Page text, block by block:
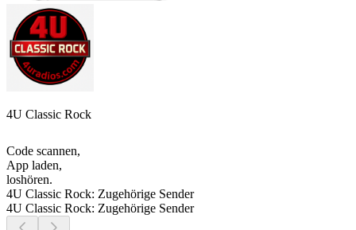
4U Classic Rock
Code scannen,
App laden,
loshören.
4U Classic Rock: Zugehörige Sender
4U Classic Rock: Zugehörige Sender